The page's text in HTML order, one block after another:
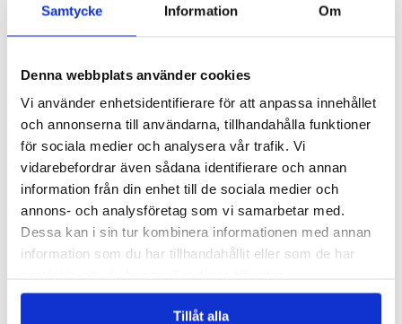
Samtycke Information Om
Denna webbplats använder cookies
Vi använder enhetsidentifierare för att anpassa innehållet
och annonserna till användarna, tillhandahålla funktioner
för sociala medier och analysera vår trafik. Vi
vidarebefordrar även sådana identifierare och annan
information från din enhet till de sociala medier och
annons- och analysföretag som vi samarbetar med.
Dessa kan i sin tur kombinera informationen med annan
information som du har tillhandahållit eller som de har
Tillåt alla
års upplaga av Wallpaper* Design Award för tapeten Blur, med design
Läs mer »
Claesson Koivisto Rune gör randig möbelkollektion
för Matsuso T